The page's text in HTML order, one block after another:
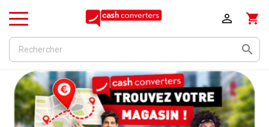

shopping_cart

Menu